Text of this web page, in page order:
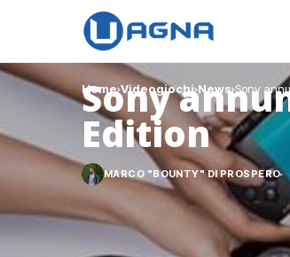
Home Videogiochi News Sony
Sony
Edition
MARCO "BOUNTY" DI PROSPERO